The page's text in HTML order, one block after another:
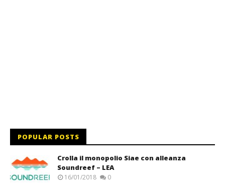
POPULAR POSTS
Crolla il monopolio Siae con alleanza
Soundreef – LEA
16/01/2018 0